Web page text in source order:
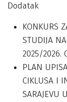
Dodatak
KONKURS
STUDIJA
2025/2026.
PLAN
CIKLUSA I
SARAJEVU